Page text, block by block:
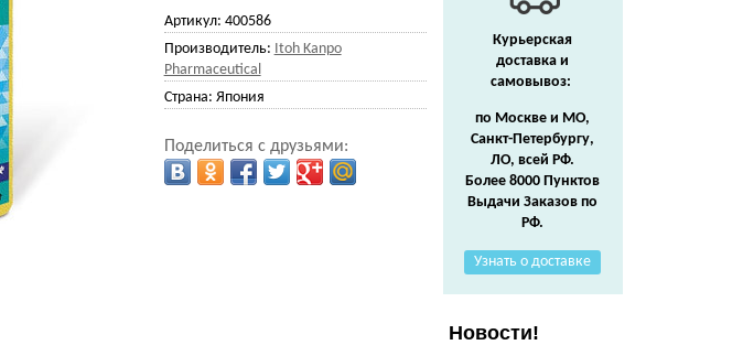
Артикул: 400586
Производитель: Itoh Kanpo
Pharmaceutical
Страна: Япония
Поделиться с друзьями:
Курьерская
доставка и
самовывоз:
по Москве и МО,
Санкт-Петербургу,
ЛО, всей РФ.
Более 8000 Пунктов
Выдачи Заказов по
РФ.
Узнать о доставке
Новости!